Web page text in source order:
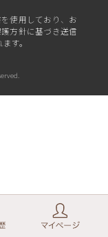
使用しており、お
方針に基づき送信
す。